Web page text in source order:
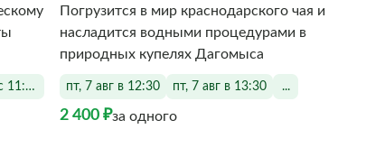
11:00 до 19:00
Погрузится в мир краснодарского чая и
насладится водными процедурами в
природных купелях Дагомыса
пт, 7 авг в 12:30 пт, 7 авг в 13:30 ...
2 400 ₽за одного